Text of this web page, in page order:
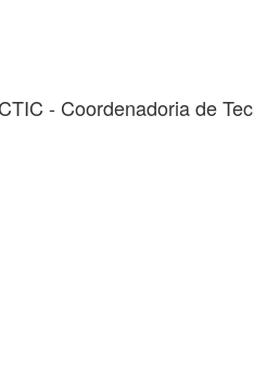
CTIC - Coordenadoria de